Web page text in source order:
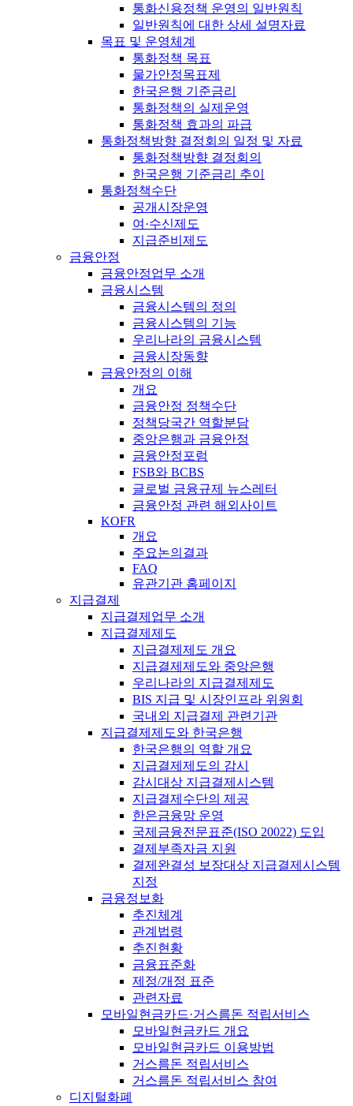
통화신용정책 운영의 일반원칙
일반원칙에 대한 상세 설명자료
목표 및 운영체계
통화정책 목표
물가안정목표제
한국은행 기준금리
통화정책의 실제운영
통화정책 효과의 파급
통화정책방향 결정회의 일정 및 자료
통화정책방향 결정회의
한국은행 기준금리 추이
통화정책수단
공개시장운영
여·수신제도
지급준비제도
금융안정
금융안정업무 소개
금융시스템
금융시스템의 정의
금융시스템의 기능
우리나라의 금융시스템
금융시장동향
금융안정의 이해
개요
금융안정 정책수단
정책당국간 역할분담
중앙은행과 금융안정
금융안정포럼
FSB와 BCBS
글로벌 금융규제 뉴스레터
금융안정 관련 해외사이트
KOFR
개요
주요논의결과
FAQ
유관기관 홈페이지
지급결제
지급결제업무 소개
지급결제제도
지급결제제도 개요
지급결제제도와 중앙은행
우리나라의 지급결제제도
BIS 지급 및 시장인프라 위원회
국내외 지급결제 관련기관
지급결제제도와 한국은행
한국은행의 역할 개요
지급결제제도의 감시
감시대상 지급결제시스템
지급결제수단의 제공
한은금융망 운영
국제금융전문표준(ISO 20022) 도입
결제부족자금 지원
결제완결성 보장대상 지급결제시스템
지정
금융정보화
추진체계
관계법령
추진현황
금융표준화
제정/개정 표준
관련자료
모바일현금카드·거스름돈 적립서비스
모바일현금카드 개요
모바일현금카드 이용방법
거스름돈 적립서비스
거스름돈 적립서비스 참여
디지털화폐